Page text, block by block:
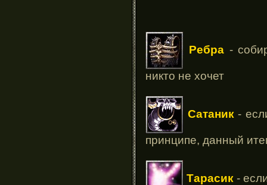
Ребра-
никто не хочет
Сатаник-
принципе, данный
Тарасик -